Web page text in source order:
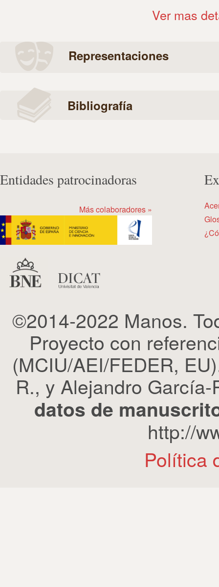
Ver mas
Representaciones
Bibliografía
Entidades patrocinadoras
Más colaboradores »
©2014-2022 Manos.
Proyecto con
(MCIU/AEI/FEDER,
R., y Alejandro
datos de
http://
Política